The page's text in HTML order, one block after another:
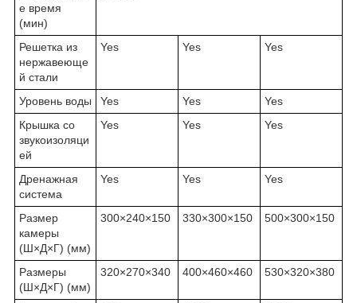
е время
(мин)
Решетка из
нержавеюще
й стали
Yes Yes Yes
Уровень воды Yes Yes
Yes
Крышка со
звукоизоляци
ей
Yes Yes Yes
Дренажная
система
Yes Yes Yes
Размер
камеры
(Ш×Д×Г) (мм)
300×240×150 330×300×150 500×300×150
Размеры
(Ш×Д×Г) (мм)
320×270×340 400×460×460 530×320×380